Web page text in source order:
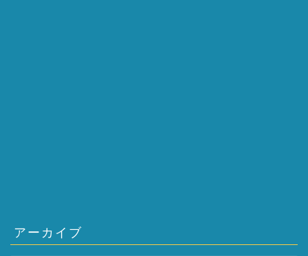
アーカイブ